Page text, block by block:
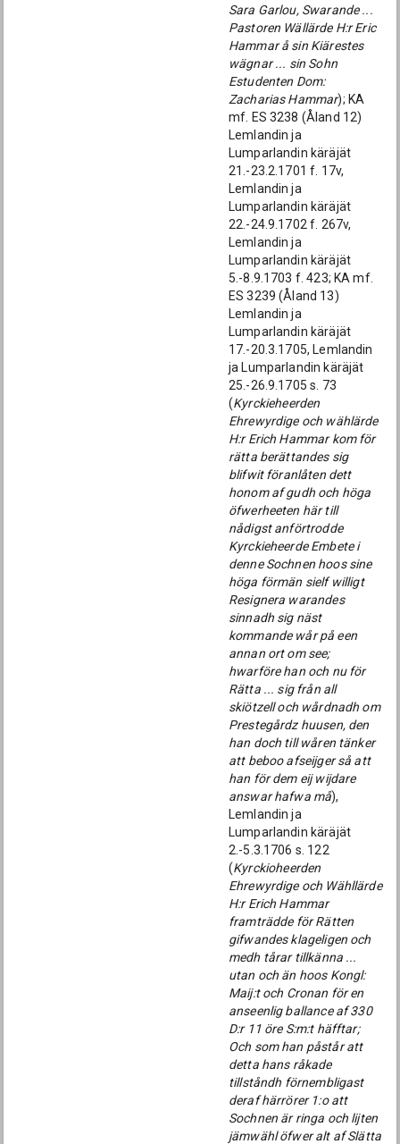
Sara Garlou, Swarande ...
Pastoren Wällärde H:r Eric
Hammar å sin Kiärestes
wägnar ... sin Sohn
Estudenten Dom:
Zacharias Hammar); KA
mf. ES 3238 (Åland 12)
Lemlandin ja
Lumparlandin käräjät
21.-23.2.1701 f. 17v,
Lemlandin ja
Lumparlandin käräjät
22.-24.9.1702 f. 267v,
Lemlandin ja
Lumparlandin käräjät
5.-8.9.1703 f. 423; KA mf.
ES 3239 (Åland 13)
Lemlandin ja
Lumparlandin käräjät
17.-20.3.1705, Lemlandin
ja Lumparlandin käräjät
25.-26.9.1705 s. 73
(Kyrckieheerden
Ehrewyrdige och wählärde
H:r Erich Hammar kom för
rätta berättandes sig
blifwit föranlåten dett
honom af gudh och höga
öfwerheeten här till
nådigst anförtrodde
Kyrckieheerde Embete i
denne Sochnen hoos sine
höga förmän sielf willigt
Resignera warandes
sinnadh sig näst
kommande wår på een
annan ort om see;
hwarföre han och nu för
Rätta ... sig från all
skiötzell och wårdnadh om
Prestegårdz huusen, den
han doch till wåren tänker
att beboo afseijger så att
han för dem eij wijdare
answar hafwa må),
Lemlandin ja
Lumparlandin käräjät
2.-5.3.1706 s. 122
(Kyrckioheerden
Ehrewyrdige och Wähllärde
H:r Erich Hammar
framträdde för Rätten
gifwandes klageligen och
medh tårar tillkänna ...
utan och än hoos Kongl:
Maij:t och Cronan för en
anseenlig ballance af 330
D:r 11 öre S:m:t häfftar;
Och som han påstår att
detta hans råkade
tillståndh förnembligast
deraf härrörer 1:o att
Sochnen är ringa och lijten
jämwähl öfwer alt af Slätta